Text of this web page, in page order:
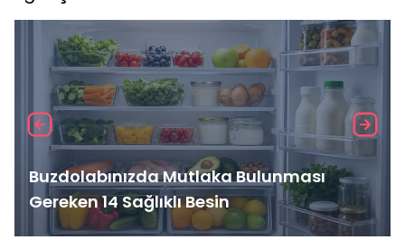
Buzdolabınızda Mutlaka Bulunması
Gereken 14 Sağlıklı Besin